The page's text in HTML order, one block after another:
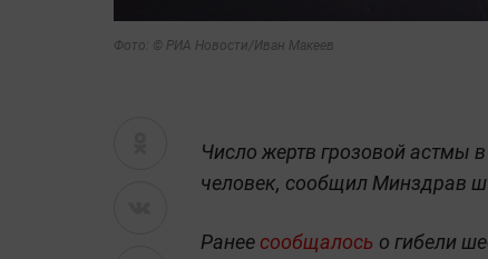
Фото: © РИА Новости/Иван Макеев
Число жертв грозовой астмы
человек, сообщил Минздрав
Ранее сообщалось о гибели